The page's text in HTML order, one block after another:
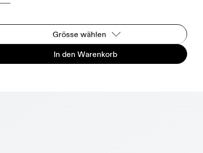
Grösse wählen
In den Warenkorb